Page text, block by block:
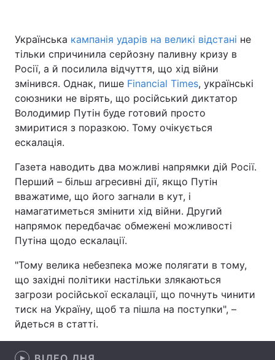
Головна Війна
Україна Політика
Економіка Світ
Спорт Наука
Техно і зв'язок
Зброя Інциденти
Туризм
Цікавинки Погода
Екологія
Лонгріди
Відео з Youtube
Інтерв'ю
Українська кампанія ударів на великі відстані не
тільки спричинила серйозну паливну кризу в
Росії, а й посилила відчуття, що хід війни
змінився. Однак, пише Financial Times, українські
союзники не вірять, що російський диктатор
Володимир Путін буде готовий просто
змиритися з поразкою. Тому очікується
ескалація.
Газета наводить два можливі напрямки дій Росії.
Перший – більш агресивні дії, якщо Путін
вважатиме, що його загнали в кут, і
намагатиметься змінити хід війни. Другий
напрямок передбачає обмежені можливості
Путіна щодо ескалації.
"Тому велика небезпека може полягати в тому,
що західні політики настільки злякаються
загрози російської ескалації, що почнуть чинити
тиск на Україну, щоб та пішла на поступки", –
йдеться в статті.